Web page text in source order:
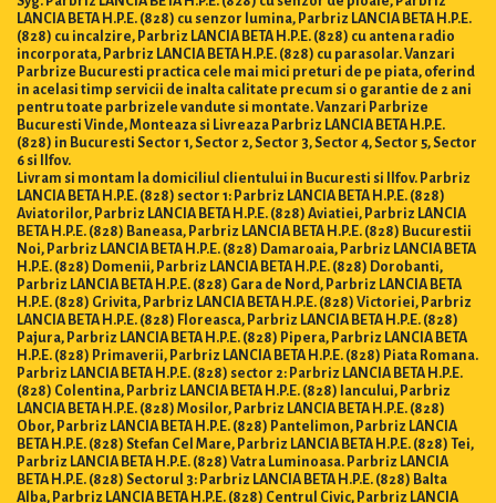
LANCIA BETA H.P.E. (828) cu senzor lumina, Parbriz LANCIA BETA H.P.E.
(828) cu incalzire, Parbriz LANCIA BETA H.P.E. (828) cu antena radio
incorporata, Parbriz LANCIA BETA H.P.E. (828) cu parasolar. Vanzari
Parbrize Bucuresti practica cele mai mici preturi de pe piata, oferind
in acelasi timp servicii de inalta calitate precum si o garantie de 2 ani
pentru toate parbrizele vandute si montate. Vanzari Parbrize
Bucuresti Vinde, Monteaza si Livreaza Parbriz LANCIA BETA H.P.E.
(828) in Bucuresti Sector 1, Sector 2, Sector 3, Sector 4, Sector 5, Sector
6 si Ilfov.
Livram si montam la domiciliul clientului in Bucuresti si Ilfov. Parbriz
LANCIA BETA H.P.E. (828) sector 1: Parbriz LANCIA BETA H.P.E. (828)
Aviatorilor, Parbriz LANCIA BETA H.P.E. (828) Aviatiei, Parbriz LANCIA
BETA H.P.E. (828) Baneasa, Parbriz LANCIA BETA H.P.E. (828) Bucurestii
Noi, Parbriz LANCIA BETA H.P.E. (828) Damaroaia, Parbriz LANCIA BETA
H.P.E. (828) Domenii, Parbriz LANCIA BETA H.P.E. (828) Dorobanti,
Parbriz LANCIA BETA H.P.E. (828) Gara de Nord, Parbriz LANCIA BETA
H.P.E. (828) Grivita, Parbriz LANCIA BETA H.P.E. (828) Victoriei, Parbriz
LANCIA BETA H.P.E. (828) Floreasca, Parbriz LANCIA BETA H.P.E. (828)
Pajura, Parbriz LANCIA BETA H.P.E. (828) Pipera, Parbriz LANCIA BETA
H.P.E. (828) Primaverii, Parbriz LANCIA BETA H.P.E. (828) Piata Romana.
Parbriz LANCIA BETA H.P.E. (828) sector 2: Parbriz LANCIA BETA H.P.E.
(828) Colentina, Parbriz LANCIA BETA H.P.E. (828) Iancului, Parbriz
LANCIA BETA H.P.E. (828) Mosilor, Parbriz LANCIA BETA H.P.E. (828)
Obor, Parbriz LANCIA BETA H.P.E. (828) Pantelimon, Parbriz LANCIA
BETA H.P.E. (828) Stefan Cel Mare, Parbriz LANCIA BETA H.P.E. (828) Tei,
Parbriz LANCIA BETA H.P.E. (828) Vatra Luminoasa. Parbriz LANCIA
BETA H.P.E. (828) Sectorul 3: Parbriz LANCIA BETA H.P.E. (828) Balta
Alba, Parbriz LANCIA BETA H.P.E. (828) Centrul Civic, Parbriz LANCIA